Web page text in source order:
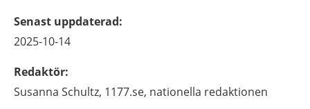
Senast uppdaterad:
2025-10-14
Redaktör:
Susanna Schultz, 1177.se, nationella redaktionen